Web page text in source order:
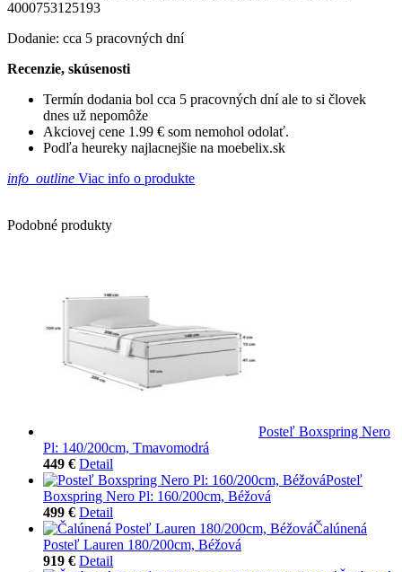
4000753125193
Dodanie: cca 5 pracovných dní
Recenzie, skúsenosti
Termín dodania bol cca 5 pracovných dní ale to si človek
dnes už nepomôže
Akciovej cene 1.99 € som nemohol odolať.
Podľa heureky najlacnejšie na moebelix.sk
info_outline Viac info o produkte
Podobné produkty
Posteľ Boxspring Nero
Pl: 140/200cm, Tmavomodrá
449 € Detail
Posteľ
Boxspring Nero Pl: 160/200cm, Béžová
499 € Detail
Čalúnená
Posteľ Lauren 180/200cm, Béžová
919 € Detail